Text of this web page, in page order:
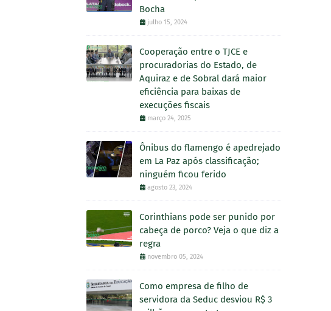
Bocha
julho 15, 2024
Cooperação entre o TJCE e
procuradorias do Estado, de
Aquiraz e de Sobral dará maior
eficiência para baixas de
execuções fiscais
março 24, 2025
Ônibus do flamengo é apedrejado
em La Paz após classificação;
ninguém ficou ferido
agosto 23, 2024
Corinthians pode ser punido por
cabeça de porco? Veja o que diz a
regra
novembro 05, 2024
Como empresa de filho de
servidora da Seduc desviou R$ 3